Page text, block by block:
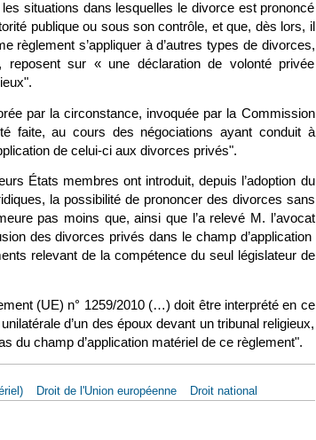
situations dans lesquelles le divorce est prononcé
publique ou sous son contrôle, et que, dès lors, il
règlement s’appliquer à d’autres types de divorces,
sur « une déclaration de volonté privée
par la circonstance, invoquée par la Commission
faite, au cours des négociations ayant conduit à
de celui-ci aux divorces privés".
États membres ont introduit, depuis l’adoption du
la possibilité de prononcer des divorces sans
pas moins que, ainsi que l’a relevé M. l’avocat
des divorces privés dans le champ d’application
relevant de la compétence du seul législateur de
(UE) n° 1259/2010 (…) doit être interprété en ce
d’un des époux devant un tribunal religieux,
du champ d’application matériel de ce règlement".
Droit de l'Union européenne Droit national